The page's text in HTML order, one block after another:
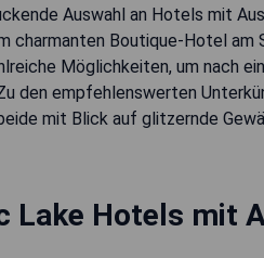
Auswahl an Hotels mit
charmanten Boutique-Hotel
Möglichkeiten, um nach
den empfehlenswerten
mit Blick auf glitzernde
Lake Hotels mit